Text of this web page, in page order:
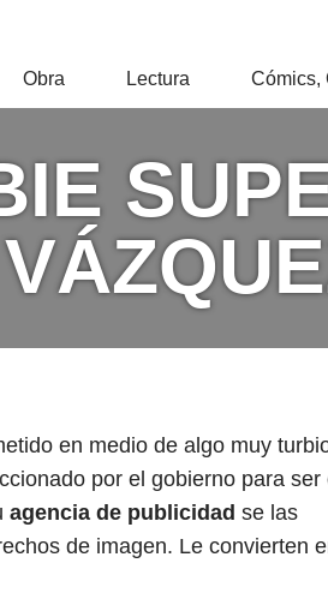
Obra Lectura Cómics,
en medio de algo muy
por el gobierno para ser
agencia de publicidad se las
de imagen. Le convierten